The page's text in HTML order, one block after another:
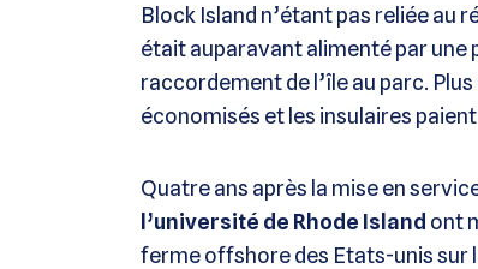
Block Island n’étant pas reliée au
était auparavant alimenté par une
raccordement de l’île au parc.
économisés et les insulaires
Quatre ans après la mise en
l’université de Rhode Island ont
ferme offshore des Etats-unis sur